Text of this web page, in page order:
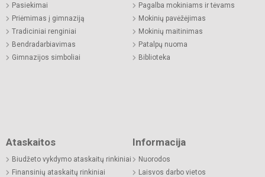
Pasiekimai
Priėmimas į gimnaziją
Tradiciniai renginiai
Bendradarbiavimas
Gimnazijos simboliai
Pagalba mokiniams ir tėvams
Mokinių pavėžėjimas
Mokinių maitinimas
Patalpų nuoma
Biblioteka
Ataskaitos
Biudžeto vykdymo ataskaitų rinkiniai
Finansinių ataskaitų rinkiniai
Informacija
Nuorodos
Laisvos darbo vietos